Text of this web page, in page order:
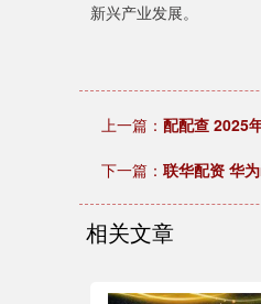
新兴产业发展。
上一篇： 配配查 2025
下一篇： 联华配资 华
相关文章